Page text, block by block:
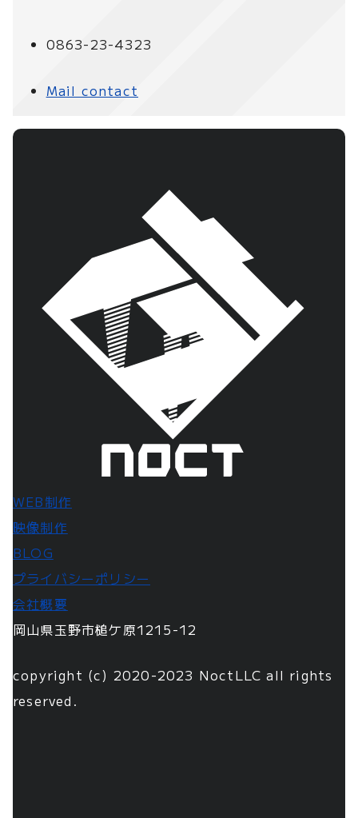
0863-23-4323
Mail contact
WEB制作
映像制作
BLOG
プライバシーポリシー
会社概要
岡山県玉野市槌ケ原1215-12
copyright (c) 2020-2023 NoctLLC all rights
reserved.